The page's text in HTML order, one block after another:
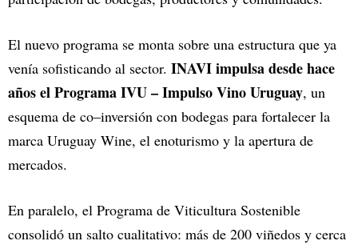
El nuevo programa se monta sobre una estructura que ya
venía sofisticando al sector. INAVI impulsa desde hace
años el Programa IVU – Impulso Vino Uruguay, un
esquema de co–inversión con bodegas para fortalecer la
marca Uruguay Wine, el enoturismo y la apertura de
mercados.
En paralelo, el Programa de Viticultura Sostenible
consolidó un salto cualitativo: más de 200 viñedos y cerca